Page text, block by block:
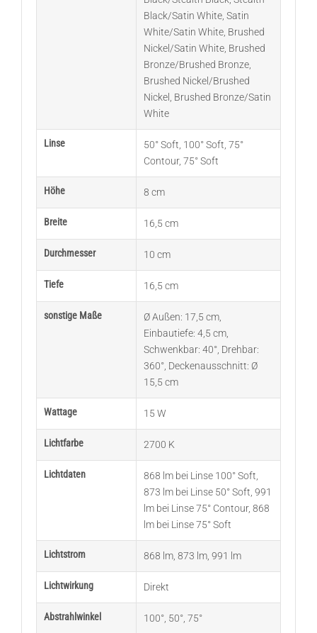
Black/Satin White, Satin
White/Satin White, Brushed
Nickel/Satin White, Brushed
Bronze/Brushed Bronze,
Brushed Nickel/Brushed
Nickel
Brushed Bronze/Satin
White
Linse 50° Soft 100° Soft 75°
Contour, 75° Soft
Höhe 8 cm
Breite 16,5 cm
Durchmesser 10 cm
Tiefe 16,5 cm
sonstige Maße Ø Außen: 17,5 cm,
Einbautiefe: 4,5 cm,
Schwenkbar: 40°, Drehbar:
360°, Deckenausschnitt: Ø
15,5 cm
Wattage 15 W
Lichtfarbe 2700 K
Lichtdaten 868 lm bei Linse 100° Soft
873 lm bei Linse 50° Soft 991
lm bei Linse 75° Contour, 868
lm bei Linse 75° Soft
Lichtstrom 868 lm, 873 lm, 991 lm
Lichtwirkung Direkt
Abstrahlwinkel 100°, 50°, 75°